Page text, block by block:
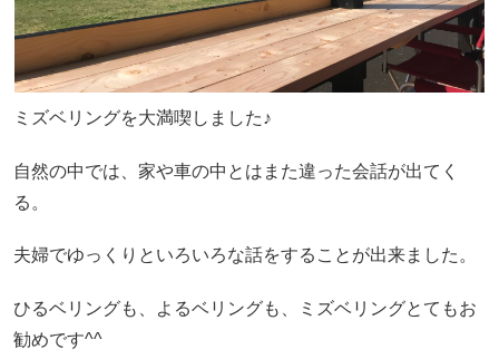
ミズベリングを大満喫しました♪
自然の中では、家や車の中とはまた違った会話が出てく
る。
夫婦でゆっくりといろいろな話をすることが出来ました。
ひるベリングも、よるベリングも、ミズベリングとてもお
勧めです^^